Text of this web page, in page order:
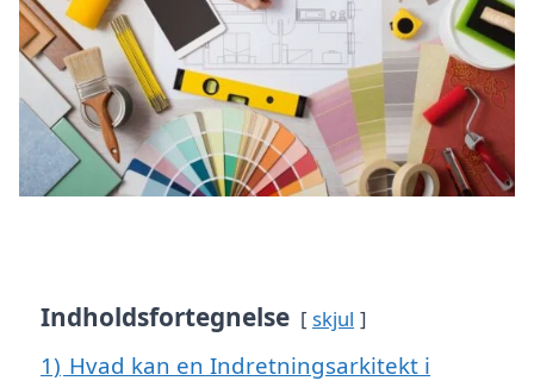
Indholdsfortegnelse skjul
1) Hvad kan en Indretningsarkitekt i